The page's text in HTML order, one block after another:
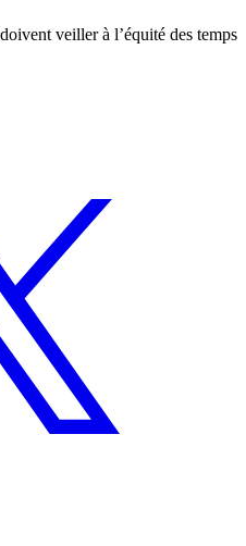
veiller à l’équité des temps